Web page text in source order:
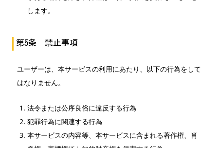
します。
第5条 禁止事項
ユーザーは、本サービスの利用にあたり、以下の行為をして
はなりません。
法令または公序良俗に違反する行為
犯罪行為に関連する行為
本サービスの内容等、本サービスに含まれる著作権、肖